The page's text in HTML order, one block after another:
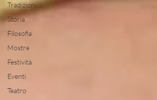
Tradizioni
Storia
Filosofia
Mostre
Festività
Eventi
Teatro